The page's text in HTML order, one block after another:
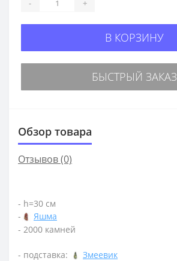
- +
В КОРЗИНУ
БЫСТРЫЙ ЗАКАЗ
Обзор товара
Отзывов (0)
- h=30 см
-
Яшма
- 2000 камней
- подставка: Змеевик